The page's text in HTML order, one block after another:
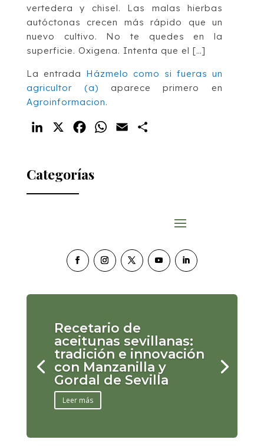
vertedera y chisel. Las malas hierbas
autóctonas crecen más rápido que un
nuevo cultivo. No te quedes en la
superficie. Oxigena. Intenta que el […]
La entrada Házmelo como si fueras un
agricultor (a) aparece primero en
Agroinformacion.
LinkedIn FacebookWhatsApp
Email
Categorías
Recetario de
aceitunas sevillanas:
tradición e innovación
con Manzanilla y
Gordal de Sevilla
Leer más